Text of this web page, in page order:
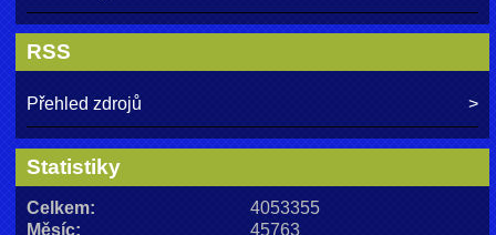
RSS
Přehled zdrojů
Statistiky
Celkem:
4053355
Měsíc:
45763